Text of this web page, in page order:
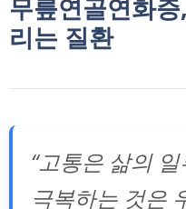
무릎연골연화
리는 질환
“고통은 삶의
극복하는 것은